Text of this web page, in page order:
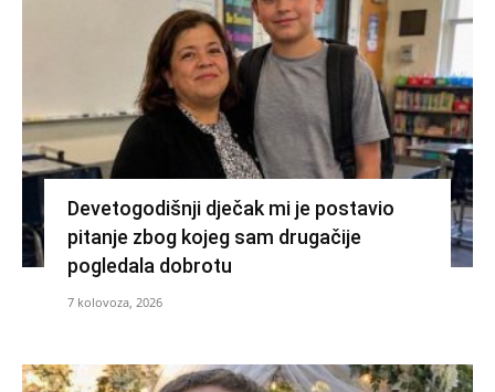
Devetogodišnji dječak mi je postavio
pitanje zbog kojeg sam drugačije
pogledala dobrotu
7 kolovoza, 2026